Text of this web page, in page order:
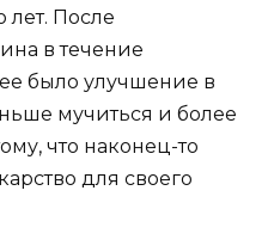
лет. После
в течение
было улучшение в
мучиться и более
что наконец-то
для своего